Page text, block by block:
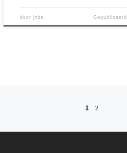
doorjnbs Gepubliceerd
1 2